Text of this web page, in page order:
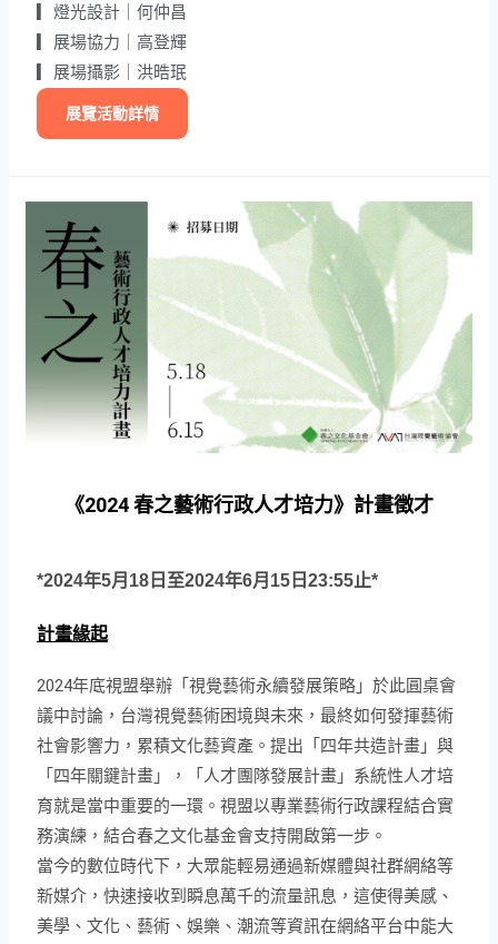
▎燈光設計｜何仲昌
▎展場協力｜高登輝
▎展場攝影｜洪晧珉
展覽活動詳情
《2024 春之藝術行政人才培力》計畫徵才
*2024年5月 18 日至2024年6月 15 日23:55止*
計畫緣起
2024年底視盟舉辦「視覺藝術永續發展策略」於此圓桌會
議中討論，台灣視覺藝術困境與未來，最終如何發揮藝術
社會影響力，累積文化藝資產。提出「四年共造計畫」與
「四年關鍵計畫」，「人才團隊發展計畫」系統性人才培
育就是當中重要的一環。視盟以專業藝術行政課程結合實
務演練，結合春之文化基金會支持開啟第一步。
當今的數位時代下，大眾能輕易通過新媒體與社群網絡等
新媒介，快速接收到瞬息萬千的流量訊息，這使得美感、
美學、文化、藝術、娛樂、潮流等資訊在網絡平台中能大